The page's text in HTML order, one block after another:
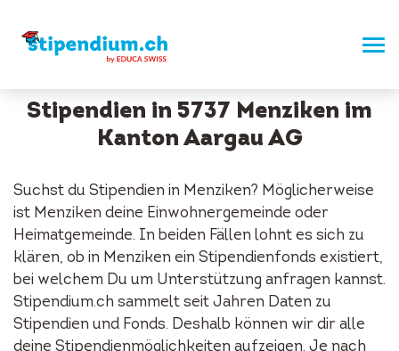
Stipendien in 5737 Menziken im
Kanton Aargau AG
Suchst du Stipendien in Menziken? Möglicherweise
ist Menziken deine Einwohnergemeinde oder
Heimatgemeinde. In beiden Fällen lohnt es sich zu
klären, ob in Menziken ein Stipendienfonds existiert,
bei welchem Du um Unterstützung anfragen kannst.
Stipendium.ch sammelt seit Jahren Daten zu
Stipendien und Fonds. Deshalb können wir dir alle
deine Stipendienmöglichkeiten aufzeigen. Je nach